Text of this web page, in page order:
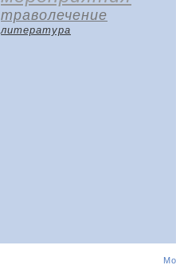
траволечение
литература